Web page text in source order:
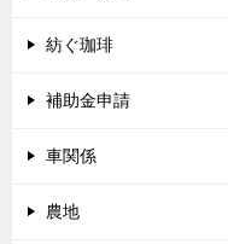
紡ぐ珈琲
補助金申請
車関係
農地